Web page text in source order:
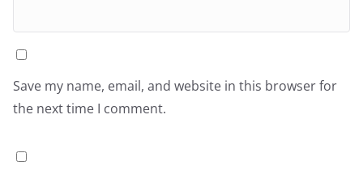
Save my name, email, and website in this browser for
the next time I comment.